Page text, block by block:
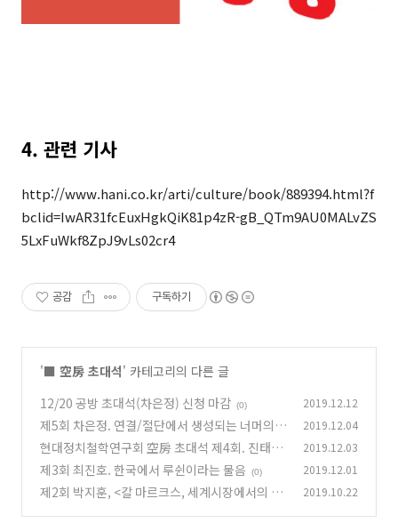
4. 관련 기사
http://www.hani.co.kr/arti/culture/book/889394.html?f
bclid=IwAR31fcEuxHgkQiK81p4zR-gB_QTm9AU0MALvZS
5LxFuWkf8ZpJ9vLs02cr4
공감 구독하기
'■ 空房 초대석' 카테고리의 다른 글
12/20 공방 초대석(차은정) 신청 마감 (0) 2019.12.12
제5회 차은정. 연결/절단에서 생성되는 너머의
사고
(0)
2019.12.04
현대정치철학연구회 空房 초대석 제4회. 진태원
(0)
2019.12.03
제3회 최진호. 한국에서 루쉰이라는 물음 (0) 2019.12.01
제2회 박지훈, <칼 마르크스, 세계시장에서의 패
2019.10.22